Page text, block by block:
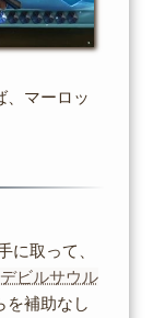
、マーロッ
に取って、
デビルサウル
を補助なし